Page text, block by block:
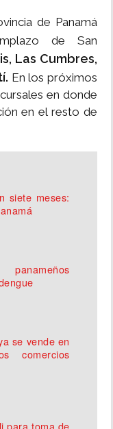
de Panamá
de San
Las Cumbres,
En los próximos
en donde
en el resto de
siete meses:
se vende en
comercios
para toma de